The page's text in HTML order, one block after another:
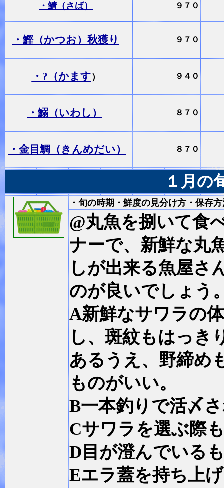
・鯖（さば） ９７０
・鰹（かつお）秋獲り ９７０
・?（かます） ９４０
・鰯（いわし） ８７０
・金目鯛（きんめだい） ８７０
１月の
・旬の時期・鮮度の見分け方・保存
@丸魚を捌いて食
ナーで、新鮮な丸
しが出来る魚屋さ
のが良いでしょう
A新鮮なサワラの
し、斑紋もはっき
あるうえ、野締め
ものがいい。
B一本釣りで活〆
Cサワラを選ぶ際
D目が澄んでいる
Eエラ蓋を持ち上